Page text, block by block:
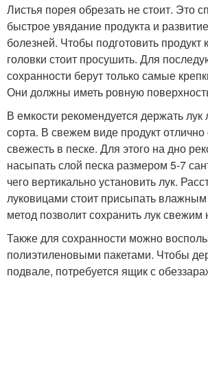
Листья порея обрезать не стоит. Это
быстрое увядание продукта и
болезней. Чтобы подготовить продукт
головки стоит просушить. Для
сохранности берут только самые
Они должны иметь ровную
В емкости рекомендуется держать
сорта. В свежем виде продукт отлично
свежесть в песке. Для этого на дно
насыпать слой песка размером 5-7
чего вертикально установить лук.
луковицами стоит присыпать
метод позволит сохранить лук свежим
Также для сохранности можно
полиэтиленовыми пакетами. Чтобы
подвале, потребуется ящик с